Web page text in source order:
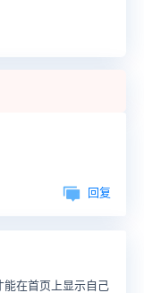
回复
能在首页上显示自己